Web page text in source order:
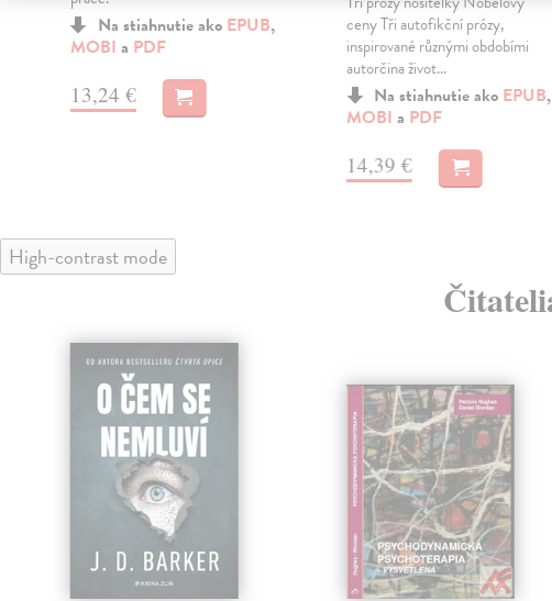
Na stiahnutie ako EPUB,
MOBI a PDF
13,24 €
ceny Tři autofikční prózy,
inspirované různými obdobími
autorčina život...
Na stiahnutie ako EPUB,
MOBI a PDF
14,39 €
High-contrast mode